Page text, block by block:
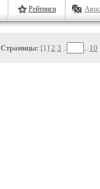
Рейтинги
Страницы: [1] 2 3 .. .. 10